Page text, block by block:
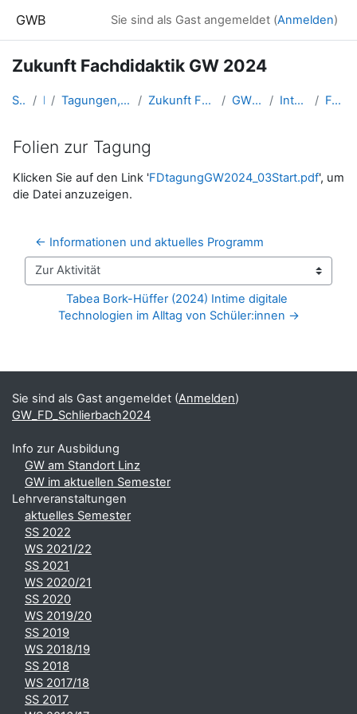
GWB Sie sind als Gast angemeldet (Anmelden)
Zukunft Fachdidaktik GW 2024
Startseite Kurse Tagungen, Events und Arbeitsgemeinschaften GW Zukunft Fachdidaktik GW - "Schlierbach-Tagung" GW_FD_Schlierbach2024 Intention und Programm Folien zur Tagung
Folien zur Tagung
Abschlussbedingungen
Klicken Sie auf den Link 'FDtagungGW2024_03Start.pdf', um
die Datei anzuzeigen.
← Informationen und aktuelles Programm
Zur Aktivität
Tabea Bork-Hüffer (2024) Intime digitale
Technologien im Alltag von Schüler:innen →
Ergänzungsblöcke
Sie sind als Gast angemeldet (Anmelden)
GW_FD_Schlierbach2024
Info zur Ausbildung
GW am Standort Linz
GW im aktuellen Semester
Lehrveranstaltungen
aktuelles Semester
SS 2022
WS 2021/22
SS 2021
WS 2020/21
SS 2020
WS 2019/20
SS 2019
WS 2018/19
SS 2018
WS 2017/18
SS 2017